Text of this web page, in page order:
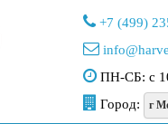
+7 (499)
ПН-СБ: с
Город:
г